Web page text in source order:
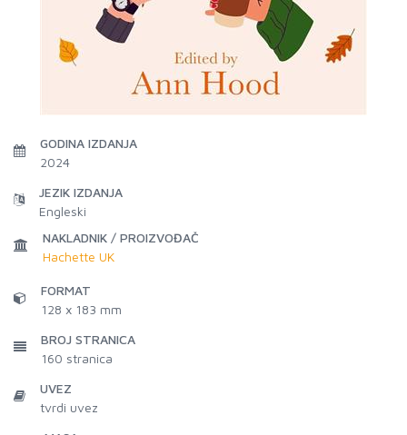
GODINA IZDANJA
2024
JEZIK IZDANJA
Engleski
NAKLADNIK / PROIZVOĐAČ
Hachette UK
FORMAT
128 x 183 mm
BROJ STRANICA
160 stranica
UVEZ
tvrdi uvez